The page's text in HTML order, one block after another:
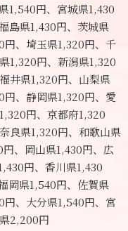
1,540円、宮城県1,430
島県1,430円、茨城県
、埼玉県1,320円、千
1,320円、新潟県1,320
井県1,320円、山梨県
、静岡県1,320円、愛
円、京都府1,320
良県1,320円、和歌山県
、岡山県1,430円、広
円、香川県1,430
岡県1,540円、佐賀県
、大分県1,540円、宮
2,200円